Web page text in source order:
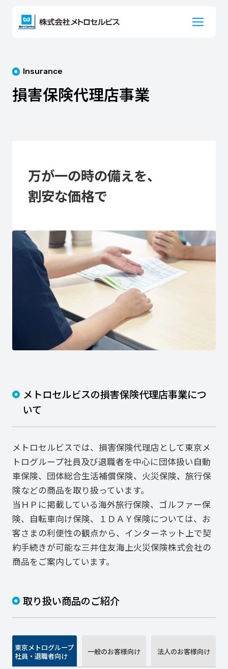
Insurance
損害保険代理店事業
万が一の時の備えを、
割安な価格で
メトロセルビスの損害保険代理店事業につ
いて
メトロセルビスでは、損害保険代理店として東京メ
トログループ社員及び退職者を中心に団体扱い自動
車保険、団体総合生活補償保険、火災保険、旅行保
険などの商品を取り扱っています。
当ＨＰに掲載している海外旅行保険、ゴルファー保
険、自転車向け保険、１ＤＡＹ保険については、お
客さまの利便性の観点から、インターネット上で契
約手続きが可能な三井住友海上火災保険株式会社の
商品をご案内しています。
取り扱い商品のご紹介
東京メトログループ
社員・退職者向け
一般のお客様向け 法人のお客様向け